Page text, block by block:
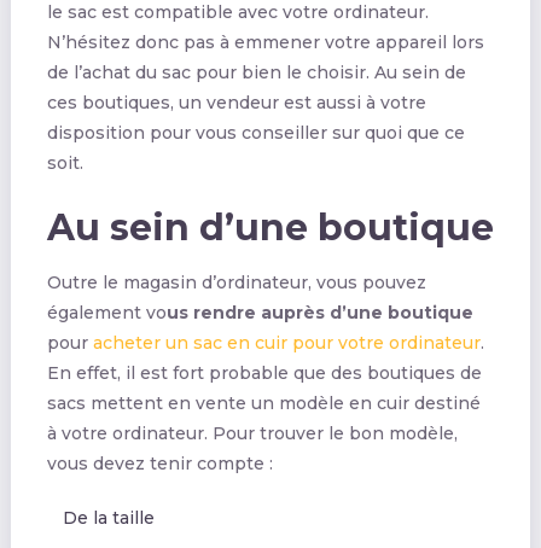
le sac est compatible avec votre ordinateur.
N’hésitez donc pas à emmener votre appareil lors
de l’achat du sac pour bien le choisir. Au sein de
ces boutiques, un vendeur est aussi à votre
disposition pour vous conseiller sur quoi que ce
soit.
Au sein d’une boutique
Outre le magasin d’ordinateur, vous pouvez
également vous rendre auprès d’une boutique
pour acheter un sac en cuir pour votre ordinateur.
En effet, il est fort probable que des boutiques de
sacs mettent en vente un modèle en cuir destiné
à votre ordinateur. Pour trouver le bon modèle,
vous devez tenir compte :
De la taille